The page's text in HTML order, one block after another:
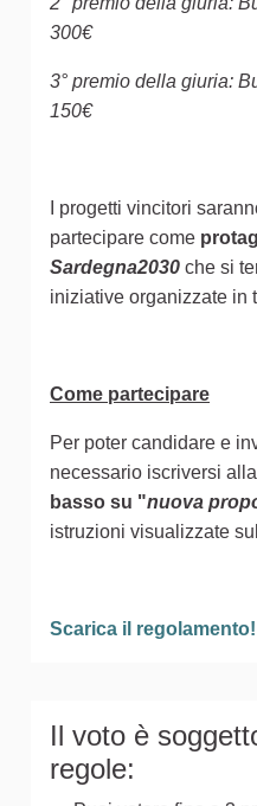
300€
3° premio della giuria:
150€
I progetti vincitori
partecipare come
Sardegna2030 che si
iniziative organizzate in
Come partecipare
Per poter candidare e
necessario iscriversi
basso su "nuova
istruzioni visualizzate
Scarica il regolamento!
Il voto è
regole: